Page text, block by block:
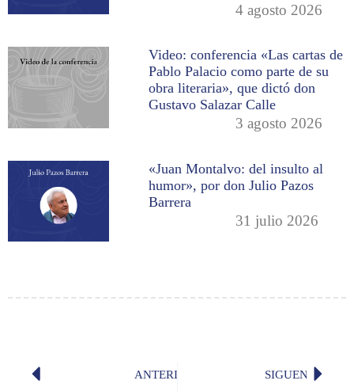
4 agosto 2026
Video: conferencia «Las cartas de
Pablo Palacio como parte de su
obra literaria», que dictó don
Gustavo Salazar Calle
3 agosto 2026
«Juan Montalvo: del insulto al
humor», por don Julio Pazos
Barrera
31 julio 2026
ANTERIOR «Magia» (Saranelly de Lamas)
SIGUENTE«La